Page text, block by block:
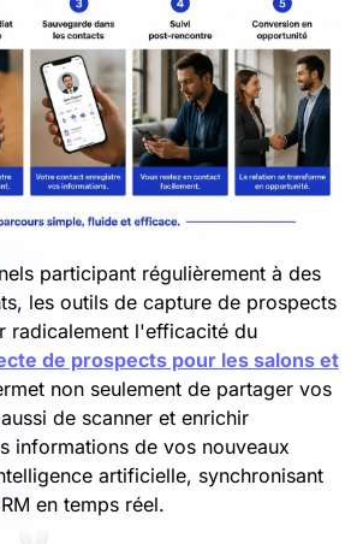
participant régulièrement à des
les outils de capture de prospects
radicalement l'efficacité du
de prospects pour les salons et
non seulement de partager vos
de scanner et enrichir
informations de vos nouveaux
artificielle, synchronisant
en temps réel.